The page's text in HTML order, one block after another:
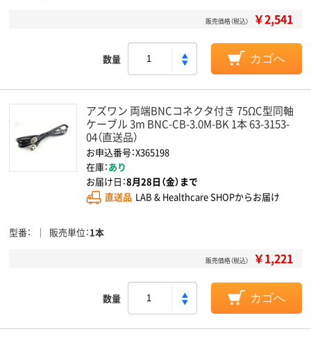
販売価格（税込） ￥2,541
数量 カゴへ
アズワン 両端BNCコネクタ付き 75ΩC型同軸
ケーブル 3m BNC-CB-3.0M-BK 1本 63-3153-
04（直送品）
お申込番号：X365198
在庫：あり
お届け日：8月28日（金）まで
直送品 LAB & Healthcare SHOPからお届け
型番 販売単位 1本
販売価格（税込） ￥1,221
数量 カゴへ